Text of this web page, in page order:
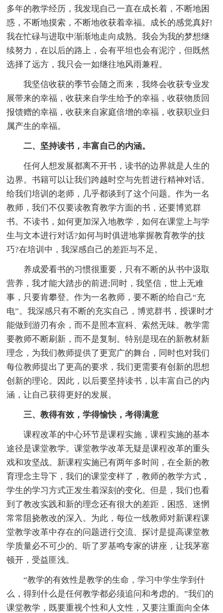
多年的教学经历，我发现自己一直在成长着，不断地困
惑，不断地摸索，不断地收获着幸福。成长的感觉真好!
我在忙碌与进取中渐渐地走向成熟。我会为我的梦想继
续努力，在以后的路上，会有平坦也会有泥泞，但既然
选择了远方，我只会一如继往地风雨兼程。
我坚信收获的季节会随之而来，我终会收获专业发
展带来的幸福，收获来自学生给予的幸福，收获物质回
报馈赠的幸福，收获来自家庭倍增的幸福，收获职业归
属产生的幸福。
二、坚持读书，丰富自己的内涵。
任何人想发展都离不开书，读书的边界就是人生的
边界。书籍可以让我们跨越时空与先哲进行精神对话。
给我们培训的老师，几乎都谈到了这个问题。作为一名
教师，我们不仅要读教育教学方面的书，还要博览群
书。不读书，如何更加深入地教学，如何在课堂上与学
生与文本进行对话?如何与时俱进地掌握教育教学的技
巧?在培训中，我深感自己的差距与不足。
养成爱看书的习惯很重要，只有不断的从书中汲取
营养，我才能大踏步的前进;同时，我坚信，世上无难
事，只要肯攀登。作为一名教师，要不断的给自己“充
电”。我深感只有不断的充实自己，博览群书，授课时才
能做到游刃有余，而不是照本宣科、索然无味。教学需
要教师不断刷新，而不是复制。特别是现在的新教材新
理念，为我们教师提供了更宽广的舞台，同时也对我们
每位教师提出了更高的要求，我们更需要有创新的思想
创新的理论。因此，以后要坚持读书，以丰富自己的内
涵，让自己获得更好的发展。
三、教得有效，学得愉快，考得满意
课程改革的中心环节是课程实施，课程实施的基本
途径是课堂教学。课堂教学改革无疑是课程改革的重头
戏和攻坚战。新课程实施已有两年多时间，在全新的教
育理念主导下，我们的课堂变样了，教师的教学方式，
学生的学习方式正发生着深刻的变化。但是，我们也看
到了教改实践和新的理念还有很大的差距，困惑、迷惘
常常阻挠教改的深入。为此，每位一线教师对新课程课
堂教学改革中存在的问题进行交流、探讨是提高课堂教
学质量必不可少的。听了罗基鸣专家的讲座，让我茅塞
顿开，受益匪浅。
“教学的有效性是教学的生命，学习中学生学到什
么，得到什么是任何教学都必须追问和考虑的。”我们的
课堂教学，既要重视个性和人文性，又要注重面向全体